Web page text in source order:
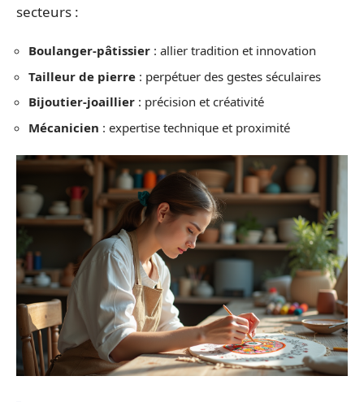
secteurs :
Boulanger-pâtissier : allier tradition et innovation
Tailleur de pierre : perpétuer des gestes séculaires
Bijoutier-joaillier : précision et créativité
Mécanicien : expertise technique et proximité